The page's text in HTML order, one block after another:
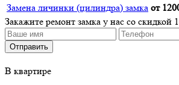
Замена личинки (цилиндра) замка от
Закажите ремонт замка у нас со скидкой
В квартире